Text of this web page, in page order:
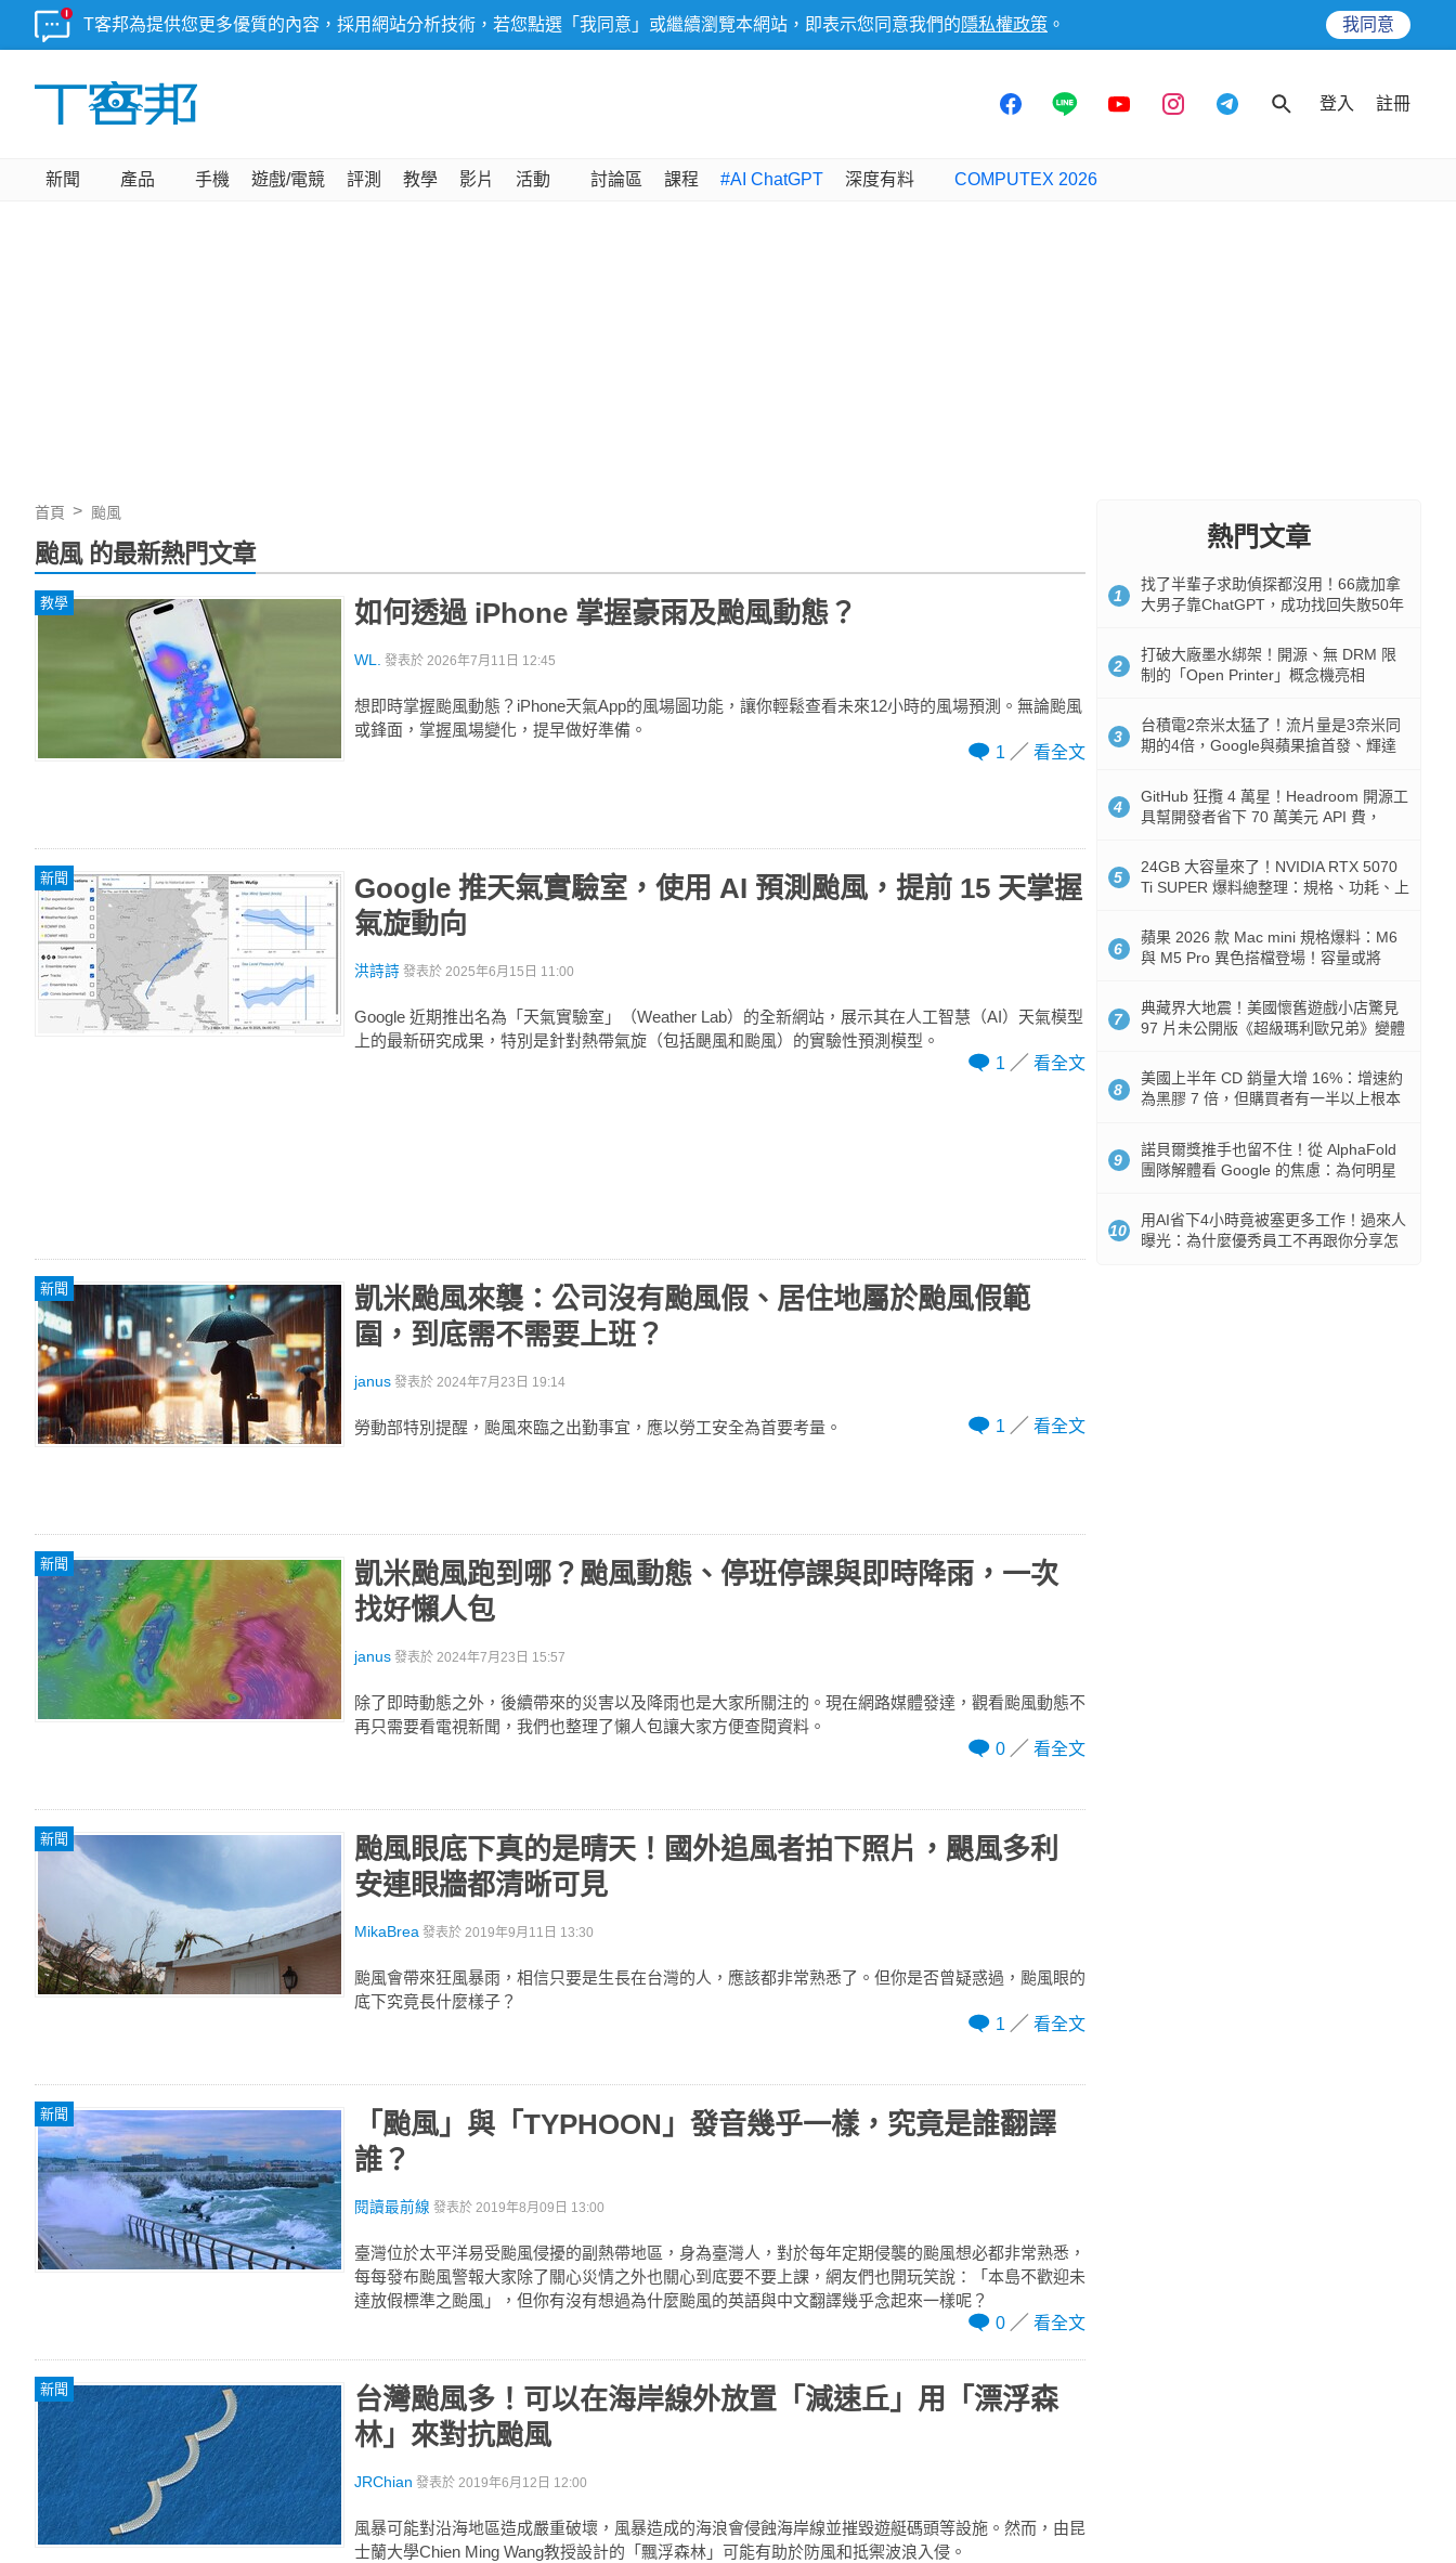
T客邦為提供您更多優質的內容，採用網站分析技術，若您點選「我同意」或繼續瀏覽本網站，即表示您同意我們的 隱私權政策 。 我同意
登入 註冊
新聞 產品 手機 遊戲/電競 評測 教學 影片 活動 討論區 課程 #AI ChatGPT 深度有料 COMPUTEX 2026
首頁 颱風
颱風 的最新熱門文章
教學 如何透過 iPhone 掌握豪雨及颱風動態？
WL. 發表於 2026年7月11日 12:45
想即時掌握颱風動態？iPhone天氣App的風場圖功能，讓你輕鬆查看未來12小時的風場預測。無論颱風
或鋒面，掌握風場變化，提早做好準備。
1
看全文
新聞
Google 推天氣實驗室，使用 AI 預測颱風，提前 15 天掌握
氣旋動向
洪詩詩 發表於 2025年6月15日 11:00
Google 近期推出名為「天氣實驗室」（Weather Lab）的全新網站，展示其在人工智慧（AI）天氣模型
上的最新研究成果，特別是針對熱帶氣旋（包括颶風和颱風）的實驗性預測模型。
1
看全文
新聞
凱米颱風來襲：公司沒有颱風假、居住地屬於颱風假範
圍，到底需不需要上班？
janus 發表於 2024年7月23日 19:14
勞動部特別提醒，颱風來臨之出勤事宜，應以勞工安全為首要考量。 1 看全文
新聞
凱米颱風跑到哪？颱風動態、停班停課與即時降雨，一次
找好懶人包
janus 發表於 2024年7月23日 15:57
除了即時動態之外，後續帶來的災害以及降雨也是大家所關注的。現在網路媒體發達，觀看颱風動態不
再只需要看電視新聞，我們也整理了懶人包讓大家方便查閱資料。
0
看全文
新聞
颱風眼底下真的是晴天！國外追風者拍下照片，颶風多利
安連眼牆都清晰可見
MikaBrea 發表於 2019年9月11日 13:30
颱風會帶來狂風暴雨，相信只要是生長在台灣的人，應該都非常熟悉了。但你是否曾疑惑過，颱風眼的
底下究竟長什麼樣子？
1
看全文
新聞
「颱風」與「TYPHOON」發音幾乎一樣，究竟是誰翻譯
誰？
閱讀最前線 發表於 2019年8月09日 13:00
臺灣位於太平洋易受颱風侵擾的副熱帶地區，身為臺灣人，對於每年定期侵襲的颱風想必都非常熟悉，
每每發布颱風警報大家除了關心災情之外也關心到底要不要上課，網友們也開玩笑說：「本島不歡迎未
達放假標準之颱風」，但你有沒有想過為什麼颱風的英語與中文翻譯幾乎念起來一樣呢？
0
看全文
新聞
台灣颱風多！可以在海岸線外放置「減速丘」用「漂浮森
林」來對抗颱風
JRChian 發表於 2019年6月12日 12:00
風暴可能對沿海地區造成嚴重破壞，風暴造成的海浪會侵蝕海岸線並摧毀遊艇碼頭等設施。然而，由昆
士蘭大學Chien Ming Wang教授設計的「飄浮森林」可能有助於防風和抵禦波浪入侵。
熱門文章
1
找了半輩子求助偵探都沒用！66歲加拿
大男子靠ChatGPT，成功找回失散50年
2
打破大廠墨水綁架！開源、無 DRM 限
制的「Open Printer」概念機亮相
3
台積電2奈米太猛了！流片量是3奈米同
期的4倍，Google與蘋果搶首發、輝達
4
GitHub 狂攬 4 萬星！Headroom 開源工
具幫開發者省下 70 萬美元 API 費，
5
24GB 大容量來了！NVIDIA RTX 5070
Ti SUPER 爆料總整理：規格、功耗、上
6
蘋果 2026 款 Mac mini 規格爆料：M6
與 M5 Pro 異色搭檔登場！容量或將
7
典藏界大地震！美國懷舊遊戲小店驚見
97 片未公開版《超級瑪利歐兄弟》變體
8
美國上半年 CD 銷量大增 16%：增速約
為黑膠 7 倍，但購買者有一半以上根本
9
諾貝爾獎推手也留不住！從 AlphaFold
團隊解體看 Google 的焦慮：為何明星
10
用AI省下4小時竟被塞更多工作！過來人
曝光：為什麼優秀員工不再跟你分享怎